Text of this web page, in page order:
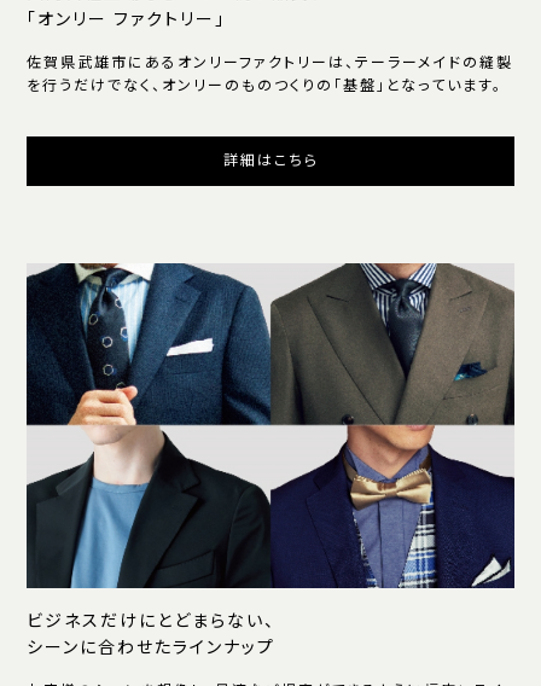
「オンリー ファクトリー」
佐賀県武雄市にあるオンリーファクトリーは、テーラーメイドの縫製
を行うだけでなく、オンリーのものつくりの「基盤」となっています。
詳細はこちら
ビジネスだけにとどまらない、
シーンに合わせたラインナップ